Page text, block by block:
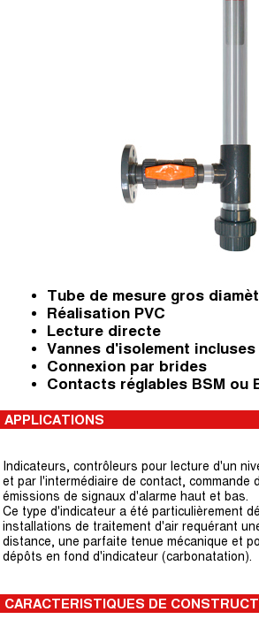
Tube de mesure gros
Réalisation PVC
Lecture directe
Vannes d'isolement incluses
Connexion par brides
Contacts réglables BSM ou
APPLICATIONS
Indicateurs, contrôleurs pour lecture d'un
et par l'intermédiaire de contact, commande
émissions de signaux d'alarme haut et bas.
Ce type d'indicateur a été particulièrement
installations de traitement d'air requérant
distance, une parfaite tenue mécanique et
dépôts en fond d'indicateur (carbonatation).
CARACTERISTIQUES DE